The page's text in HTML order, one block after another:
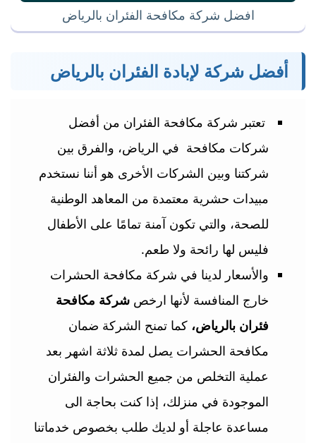
افضل شركة مكافحة الفئران بالرياض
أفضل شركة لإبادة الفئران بالرياض
تعتبر شركة مكافحة الفئران من أفضل
شركات مكافحة في الرياض، والفرق بين
شركتنا وبين الشركات الأخرى هو أننا نستخدم
مبيدات حشرية معتمدة من المعاهد الوطنية
للصحة، والتي تكون آمنة تمامًا على الأطفال
فليس لها رائحة ولا طعم.
والأسعار لدينا في شركة مكافحة الحشرات
خارج المنافسة لأنها ارخص شركة مكافحة
فئران بالرياض، كما تمنح الشركة ضمان
مكافحة الحشرات يصل لمدة ثلاثة اشهر بعد
عملية التخلص من جميع الحشرات والفئران
الموجودة في منزلك، إذا كنت بحاجة الى
مساعدة عاجلة أو لديك طلب بخصوص خدماتنا